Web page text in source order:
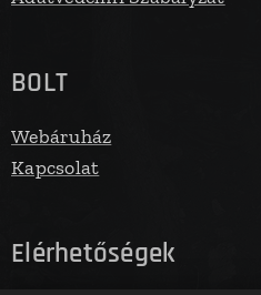
BOLT
Webáruház
Kapcsolat
Elérhetőségek